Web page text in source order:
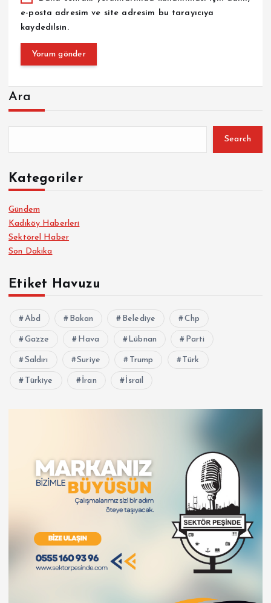
e-posta adresim ve site adresim bu tarayıcıya
kaydedilsin.
Ara
Search
Kategoriler
Gündem
Kadıköy Haberleri
Sektörel Haber
Son Dakika
Etiket Havuzu
Abd Bakan Belediye Chp
Gazze Hava Lübnan Parti
Saldırı Suriye Trump Türk
Türkiye İran İsrail